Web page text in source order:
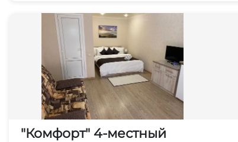
"Комфорт" 4-местный